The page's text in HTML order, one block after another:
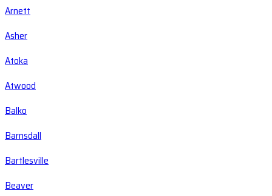
Arnett
Asher
Atoka
Atwood
Balko
Barnsdall
Bartlesville
Beaver